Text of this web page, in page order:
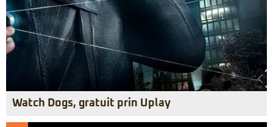
Watch Dogs, gratuit prin Uplay